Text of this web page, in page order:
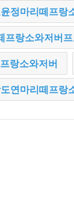
정마리떼프랑
프랑소와저버
랑소와저버
연마리떼프랑